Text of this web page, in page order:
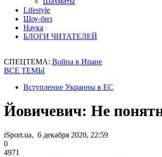
Lifestyle
Шоу-биз
Наука
БЛОГИ ЧИТАТЕЛЕЙ
СПЕЦТЕМА: Война в Иране
ВСЕ ТЕМЫ
Вступление Украины в ЕС
Йовичевич: Не
iSport.ua, 6 декабря 2020, 22:59
0
4971